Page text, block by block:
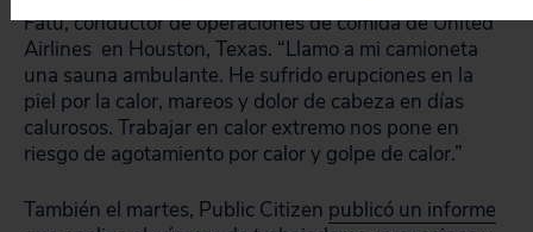
Fatu, conductor de operaciones de comida de United
Airlines en Houston, Texas. “Llamo a mi camioneta
una sauna ambulante. He sufrido erupciones en la
piel por la calor, mareos y dolor de cabeza en días
calurosos. Trabajar en calor extremo nos pone en
riesgo de agotamiento por calor y golpe de calor.”
También el martes, Public Citizen publicó un informe